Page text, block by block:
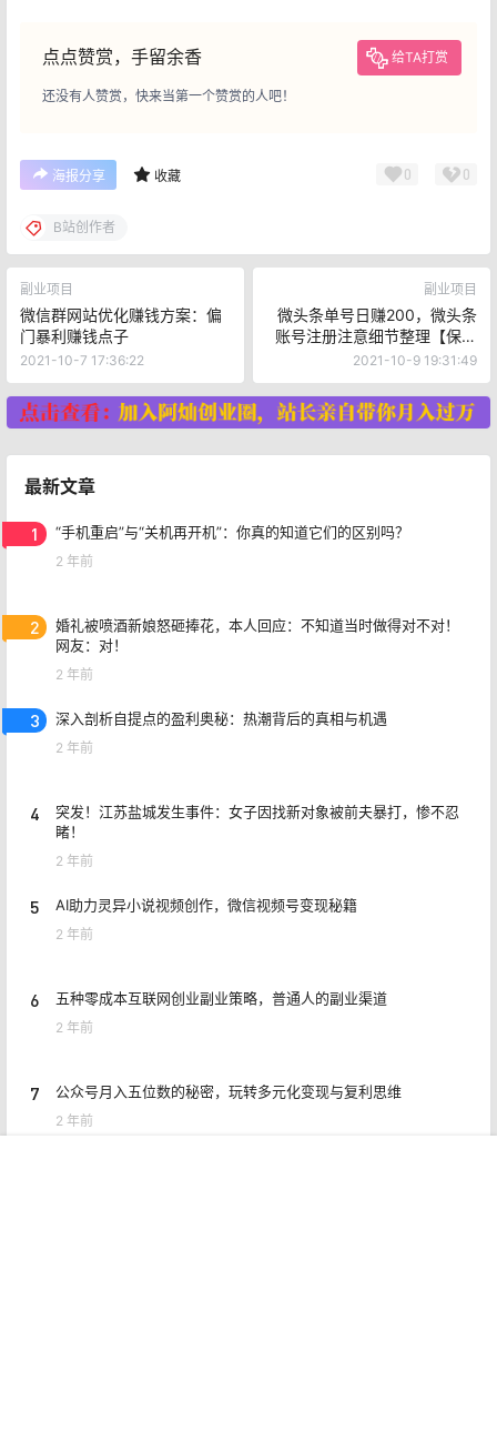
点点赞赏，手留余香 给TA打赏
还没有人赞赏，快来当第一个赞赏的人吧！
海报分享 收藏 0 0
B站创作者
副业项目
微信群网站优化赚钱方案：偏
门暴利赚钱点子
2021-10-7 17:36:22
副业项目
微头条单号日赚200，微头条
账号注册注意细节整理【保姆
级教程】
2021-10-9 19:31:49
最新文章
1 “手机重启”与“关机再开机”：你真的知道它们的区别吗？
2 年前
2
婚礼被喷酒新娘怒砸捧花，本人回应：不知道当时做得对不对！
网友：对！
2 年前
3 深入剖析自提点的盈利奥秘：热潮背后的真相与机遇
2 年前
4
突发！江苏盐城发生事件：女子因找新对象被前夫暴打，惨不忍
睹！
2 年前
5 AI助力灵异小说视频创作，微信视频号变现秘籍
2 年前
6 五种零成本互联网创业副业策略，普通人的副业渠道
2 年前
7 公众号月入五位数的秘密，玩转多元化变现与复利思维
2 年前